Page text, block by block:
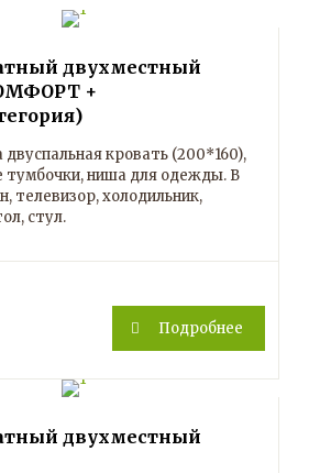
двухместный
+
двуспальная кровать (200*160),
тумбочки, ниша для одежды. В
телевизор, холодильник,
стул.
Подробнее
двухместный